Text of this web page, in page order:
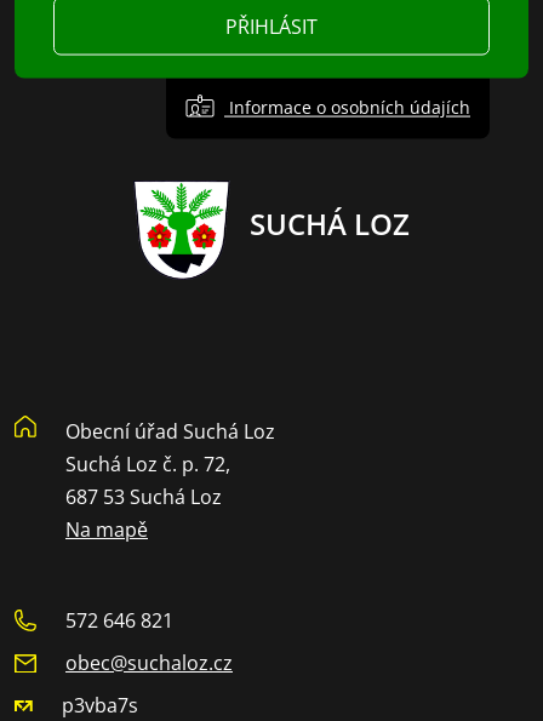
PŘIHLÁSIT
Informace o osobních údajích
SUCHÁ LOZ
Obecní úřad Suchá Loz
Suchá Loz č. p. 72,
687 53 Suchá Loz
Na mapě
572 646 821
obec@suchaloz.cz
p3vba7s